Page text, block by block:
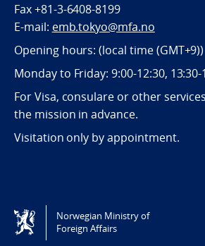
Fax +81-3-6408-8199
E-mail: emb.tokyo@mfa.no
Opening hours: (local time (GMT+9))
Monday to Friday: 9:00-12:30, 13:30-
For Visa, consulare or other
the mission in advance.
Visitation only by appointment.
Tilgjengelighetserklæring /
(NO)
Norwegian Ministry of
Foreign Affairs